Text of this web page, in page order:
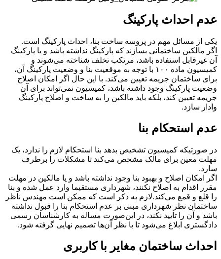
عدم احداث پارکینگ
یکی از مسائل مهم در پروسه ساخت بنا، احداث پارکینگ است.
اگر مالکین ساختمانی بسازند که پارکینگ نداشته باشد و یا پارکینگ
آن غیرقابل استفاده باشد، مرتکب تخلف شناخته می‌شوند و
کمیسیون ماده ۱۰۰ با توجه به موقعیت بنا و وضعیت پارکینگ آن،
برای ساختمان جریمه تعیین می‌کند. با این حال اگر امکان اصلاح
وضعیت پارکینگ وجود داشته باشد، کمیسیون نمی‌تواند برای آن
جریمه تعیین کند، بلکه باید مالکین را به ساخت و اصلاح پارکینگ
وادار سازد.
عدم استحکام بنا
در صورتیکه کمیسیون تشخیص بدهد بنا استحکام لازم را ندارد، یک
مهلت معین برای مالک مشخص می‌کند تا مشکلات را برطرف
سازد.
اگر امکان اصلاح و بهبود بنا وجود نداشته باشد و یا مالکین در مهلت
مقرر اقدام به اصلاح نکنند، شهرداری مستقیما وارد عمل شده و بنا
را قلع و قمع می‌کند.لازم به ذکر است که ممکن است مهندس ناظر
ساختمان نظر شهرداری مبنی بر عدم استحکام بنا را قبول نداشته
باشد و آن را تایید نکند، در این‌صورت مساله به کارشناسان رسمی
دادگستری ابلاغ می‌شود تا با نظر آن‌ها تصمیم نهایی گرفته شود.
احداث ساختمان مغایر با کاربری